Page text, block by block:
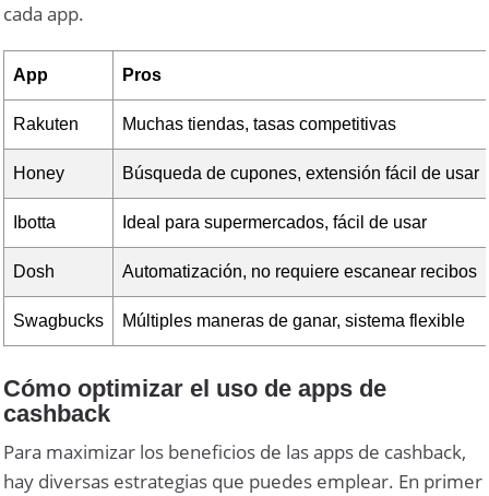
cada app.
App Pros
Rakuten Muchas tiendas, tasas competitivas
Honey Búsqueda de cupones, extensión fácil de usar
Ibotta Ideal para supermercados, fácil de usar
Dosh Automatización, no requiere escanear recibos
Swagbucks Múltiples maneras de ganar, sistema flexible
Cómo optimizar el uso de apps de
cashback
Para maximizar los beneficios de las apps de cashback,
hay diversas estrategias que puedes emplear. En primer